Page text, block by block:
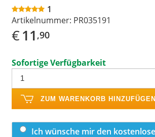
1
Artikelnummer: PR035191
€11 ,90
Sofortige Verfügbarkeit
ZUM WARENKORB HINZUFÜGEN
Ich wünsche mir den